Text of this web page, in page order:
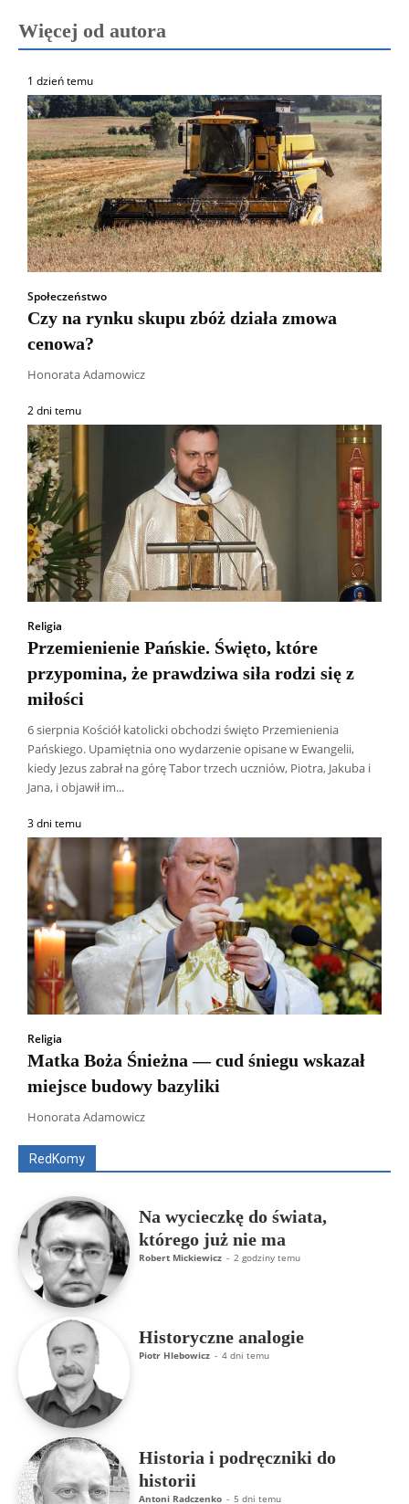
Więcej od autora
1 dzień temu
Społeczeństwo
Czy na rynku skupu zbóż działa zmowa
cenowa?
Honorata Adamowicz
2 dni temu
Religia
Przemienienie Pańskie. Święto, które
przypomina, że prawdziwa siła rodzi się z
miłości
6 sierpnia Kościół katolicki obchodzi święto Przemienienia
Pańskiego. Upamiętnia ono wydarzenie opisane w Ewangelii,
kiedy Jezus zabrał na górę Tabor trzech uczniów, Piotra, Jakuba i
Jana, i objawił im...
3 dni temu
Religia
Matka Boża Śnieżna — cud śniegu wskazał
miejsce budowy bazyliki
Honorata Adamowicz
RedKomy
Wszyscy Aleksander Borowik
ks. Jarosław Wąsowicz SDB
Na wycieczkę do świata,
którego już nie ma
Robert Mickiewicz - 2 godziny temu
Historyczne analogie
Piotr Hlebowicz - 4 dni temu
Historia i podręczniki do
historii
Antoni Radczenko - 5 dni temu